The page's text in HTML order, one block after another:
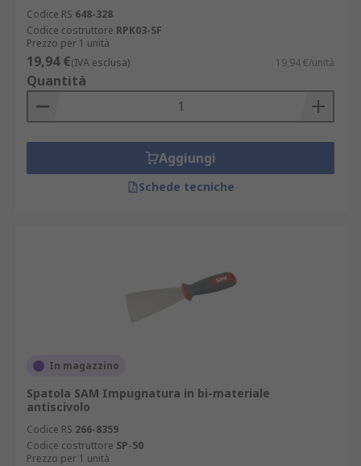
Codice RS 648-328
Codice costruttore RPK03-SF
Prezzo per 1 unità
19,94 €(IVA esclusa) 19,94 €/unità
Quantità
Aggiungi
Schede tecniche
In magazzino
Spatola SAM Impugnatura in bi-materiale
antiscivolo
Codice RS 266-8359
Codice costruttore SP-50
Prezzo per 1 unità